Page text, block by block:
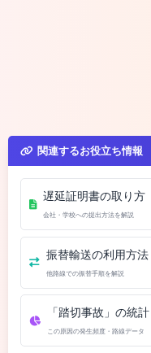
関連するお役立ち情報
遅延証明書の取り方
会社・学校への提出方法を解説
振替輸送の利用方法
他路線での振替手順を解説
「踏切事故」の統計
この原因の発生頻度・路線データ